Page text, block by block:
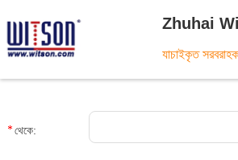
Zhuhai
যাচাইকৃত
থেকে: